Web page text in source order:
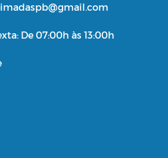
Processo Seletivo
Virtual - PPA e LOA
De 07:00h às 13:00h